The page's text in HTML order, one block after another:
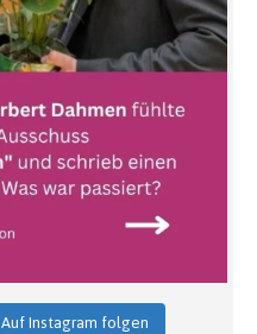
Auf Instagram folgen